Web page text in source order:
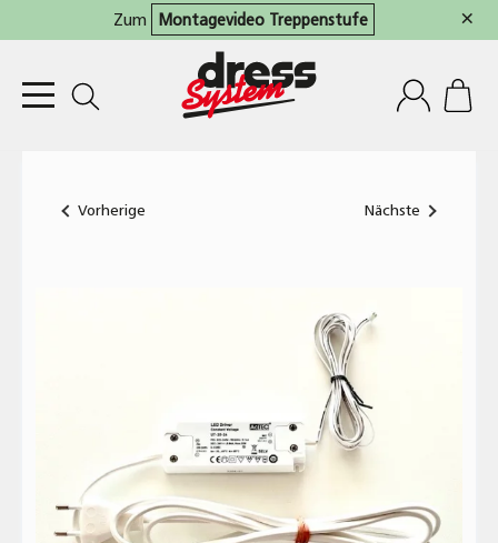
Zum Montagevideo Treppenstufe ×
Vorherige Nächste